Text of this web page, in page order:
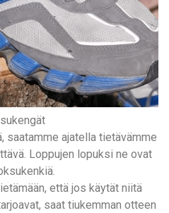
saatamme ajatella tietävämme
Loppujen lopuksi ne ovat
että jos käytät niitä
saat tiukemman otteen